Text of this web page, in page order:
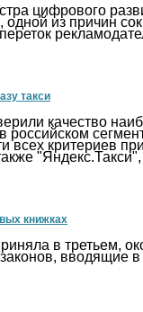
цифрового
из причин
переток
такси
качество
российском
всех критериев
книжках
в третьем,
вводящие